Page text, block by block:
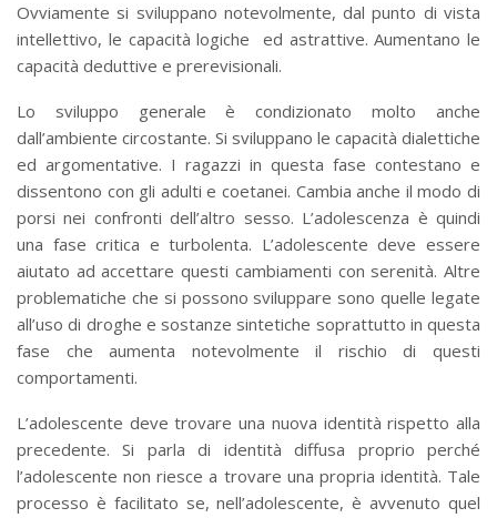
Ovviamente si sviluppano notevolmente, dal punto di vista
intellettivo, le capacità logiche ed astrattive. Aumentano le
capacità deduttive e prerevisionali.
Lo sviluppo generale è condizionato molto anche
dall’ambiente circostante. Si sviluppano le capacità dialettiche
ed argomentative. I ragazzi in questa fase contestano e
dissentono con gli adulti e coetanei. Cambia anche il modo di
porsi nei confronti dell’altro sesso. L’adolescenza è quindi
una fase critica e turbolenta. L’adolescente deve essere
aiutato ad accettare questi cambiamenti con serenità. Altre
problematiche che si possono sviluppare sono quelle legate
all’uso di droghe e sostanze sintetiche soprattutto in questa
fase che aumenta notevolmente il rischio di questi
comportamenti.
L’adolescente deve trovare una nuova identità rispetto alla
precedente. Si parla di identità diffusa proprio perché
l’adolescente non riesce a trovare una propria identità. Tale
processo è facilitato se, nell’adolescente, è avvenuto quel